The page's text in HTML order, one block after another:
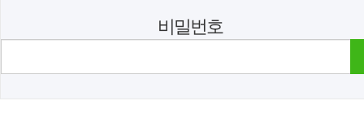
비밀번호